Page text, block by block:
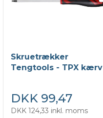
Skruetrækker
Tengtools - TPX kærv
DKK 99,47
DKK 124,33 inkl. moms